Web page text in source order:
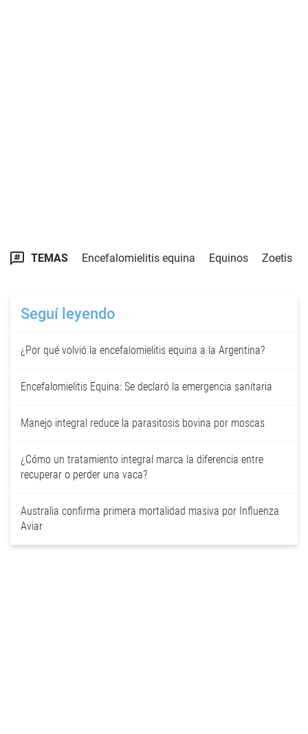
TEMAS Encefalomielitis equina Equinos Zoetis
Seguí leyendo
¿Por qué volvió la encefalomielitis equina a la Argentina?
Encefalomielitis Equina: Se declaró la emergencia sanitaria
Manejo integral reduce la parasitosis bovina por moscas
¿Cómo un tratamiento integral marca la diferencia entre
recuperar o perder una vaca?
Australia confirma primera mortalidad masiva por Influenza
Aviar